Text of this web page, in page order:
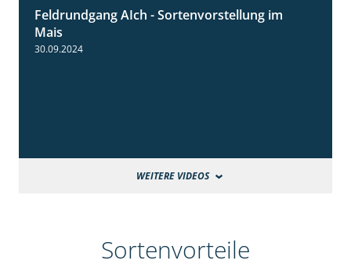
11:24
Feldrundgang AIch - Sortenvorstellung im
Mais
30.09.2024
WEITERE VIDEOS
Sortenvorteile